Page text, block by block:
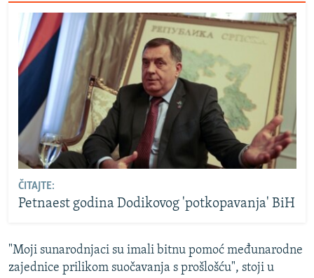
ČITAJTE:
Petnaest godina Dodikovog 'potkopavanja' BiH
"Moji sunarodnjaci su imali bitnu pomoć međunarodne
zajednice prilikom suočavanja s prošlošću", stoji u